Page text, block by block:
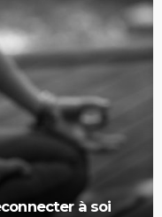
à soi